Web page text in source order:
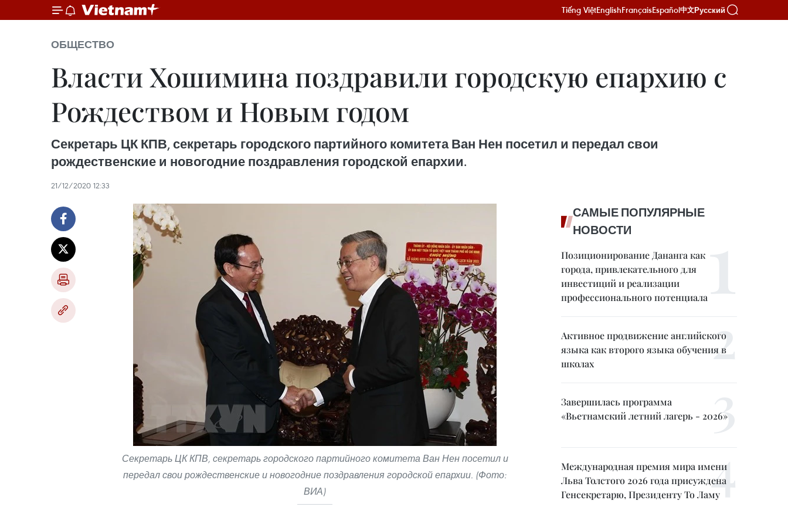
Tiếng ViệtEnglishFrançaisEspañol中文Русский
ОБЩЕСТВО
Власти Хошимина поздравили городскую епархию с
Рождеством и Новым годом
Секретарь ЦК КПВ, секретарь городского партийного комитета Ван Нен посетил и передал свои
рождественские и новогодние поздравления городской епархии.
21/12/2020 12:33
Секретарь ЦК КПВ, секретарь городского партийного комитета Ван Нен посетил и
передал свои рождественские и новогодние поздравления городской епархии. (Фото:
ВИА)
САМЫЕ ПОПУЛЯРНЫЕ
НОВОСТИ
Позиционирование Дананга как
города, привлекательного для
инвестиций и реализации
профессионального потенциала
Активное продвижение английского
языка как второго языка обучения в
школах
Завершилась программа
«Вьетнамский летний лагерь - 2026»
Международная премия мира имени
Льва Толстого 2026 года присуждена
Генсекретарю, Президенту То Ламу